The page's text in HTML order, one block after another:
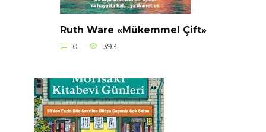
Ruth Ware «Mükemmel Çift»
0 393